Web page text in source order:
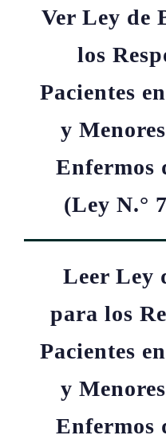
Ver Ley de
los
Pacientes
y
Enfermos
(Ley N.°
Leer Ley
para los
Pacientes
y
Enfermos